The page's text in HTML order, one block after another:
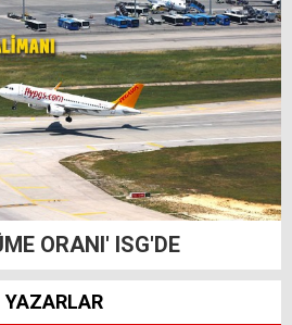
ORANI' ISG'DE
YAZARLAR